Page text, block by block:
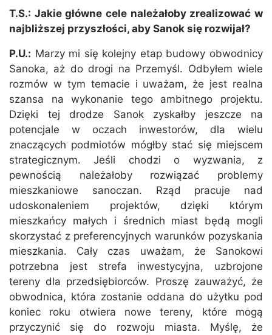
T.S.: Jakie główne cele należałoby zrealizować w
najbliższej przyszłości, aby Sanok się rozwijał?
P.U.: Marzy mi się kolejny etap budowy obwodnicy
Sanoka, aż do drogi na Przemyśl. Odbyłem wiele
rozmów w tym temacie i uważam, że jest realna
szansa na wykonanie tego ambitnego projektu.
Dzięki tej drodze Sanok zyskałby jeszcze na
potencjale w oczach inwestorów, dla wielu
znaczących podmiotów mógłby stać się miejscem
strategicznym. Jeśli chodzi o wyzwania, z
pewnością należałoby rozwiązać problemy
mieszkaniowe sanoczan. Rząd pracuje nad
udoskonaleniem projektów, dzięki którym
mieszkańcy małych i średnich miast będą mogli
skorzystać z preferencyjnych warunków pozyskania
mieszkania. Cały czas uważam, że Sanokowi
potrzebna jest strefa inwestycyjna, uzbrojone
tereny dla przedsiębiorców. Proszę zauważyć, że
obwodnica, która zostanie oddana do użytku pod
koniec roku otwiera nowe tereny, które mogą
przyczynić się do rozwoju miasta. Myślę, że